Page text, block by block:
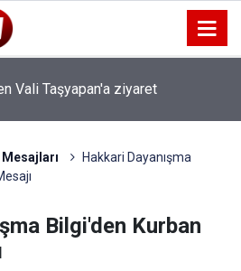
Vali Taşyapan'a ziyaret
Hakkari Dayanışma
Bilgi'den Kurban